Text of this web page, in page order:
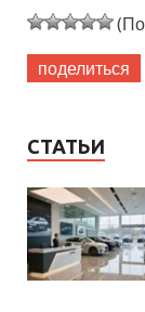
поделиться
СТАТЬИ